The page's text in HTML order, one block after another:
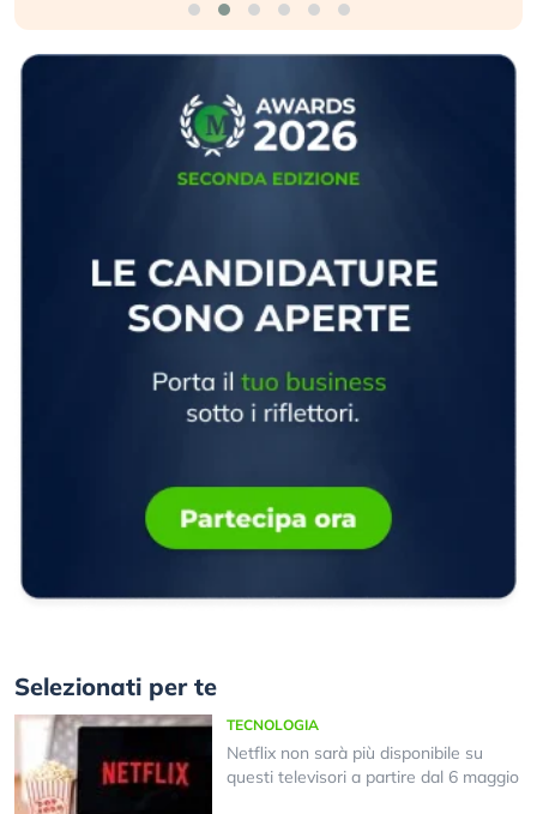
Selezionati per te
TECNOLOGIA
Netflix non sarà più disponibile su
questi televisori a partire dal 6 maggio